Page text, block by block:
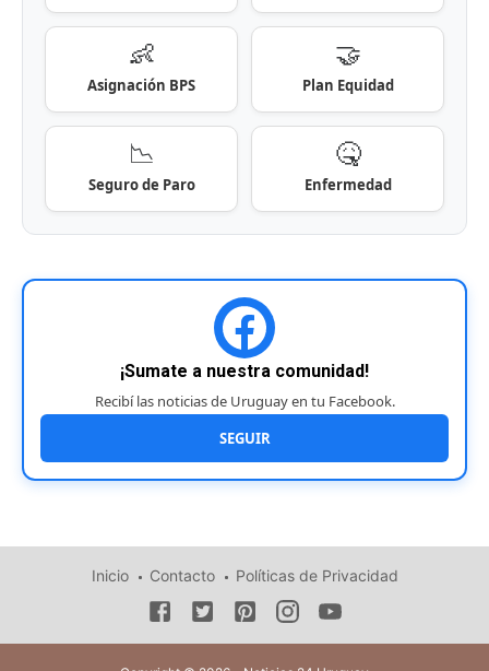
👶
Asignación BPS
🤝
Plan Equidad
📉
Seguro de Paro
🤒
Enfermedad
¡Sumate a nuestra comunidad!
Recibí las noticias de Uruguay en tu Facebook.
SEGUIR
Inicio Contacto Políticas de Privacidad